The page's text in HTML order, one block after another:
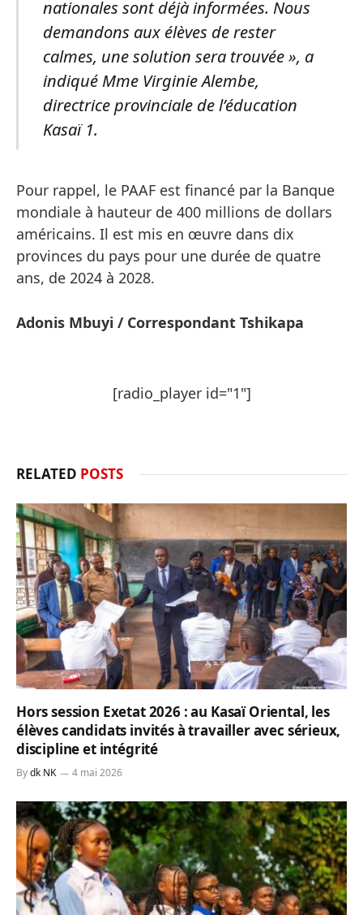
nationales sont déjà informées. Nous
demandons aux élèves de rester
calmes, une solution sera trouvée », a
indiqué Mme Virginie Alembe,
directrice provinciale de l’éducation
Kasaï 1.
Pour rappel, le PAAF est financé par la Banque
mondiale à hauteur de 400 millions de dollars
américains. Il est mis en œuvre dans dix
provinces du pays pour une durée de quatre
ans, de 2024 à 2028.
Adonis Mbuyi / Correspondant Tshikapa
[radio_player id="1"]
RELATED POSTS
Hors session Exetat 2026 : au Kasaï Oriental, les
élèves candidats invités à travailler avec sérieux,
discipline et intégrité
Bydk NK 4 mai 2026